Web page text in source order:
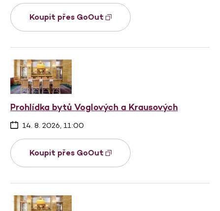
Koupit přes GoOut
Prohlídka bytů Voglových a Krausových
14. 8. 2026, 11:00
Koupit přes GoOut